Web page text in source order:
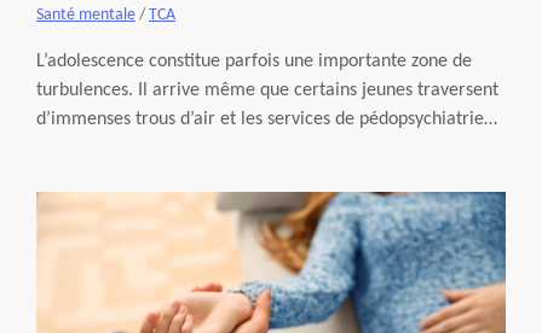
Santé mentale / TCA
L’adolescence constitue parfois une importante zone de
turbulences. Il arrive même que certains jeunes traversent
d’immenses trous d’air et les services de pédopsychiatrie